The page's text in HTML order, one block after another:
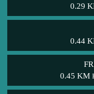
0.29
0.44
0.45 KM